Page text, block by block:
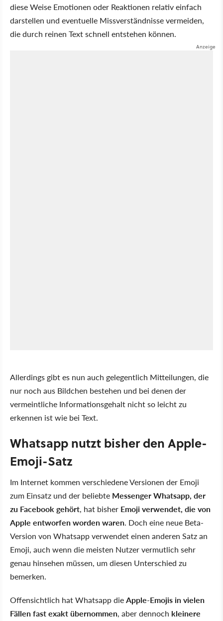
diese Weise Emotionen oder Reaktionen relativ einfach
darstellen und eventuelle Missverständnisse vermeiden,
die durch reinen Text schnell entstehen können.
Allerdings gibt es nun auch gelegentlich Mitteilungen, die
nur noch aus Bildchen bestehen und bei denen der
vermeintliche Informationsgehalt nicht so leicht zu
erkennen ist wie bei Text.
Whatsapp nutzt bisher den Apple-
Emoji-Satz
Im Internet kommen verschiedene Versionen der Emoji
zum Einsatz und der beliebte Messenger Whatsapp, der
zu Facebook gehört, hat bisher Emoji verwendet, die von
Apple entworfen worden waren. Doch eine neue Beta-
Version von Whatsapp verwendet einen anderen Satz an
Emoji, auch wenn die meisten Nutzer vermutlich sehr
genau hinsehen müssen, um diesen Unterschied zu
bemerken.
Offensichtlich hat Whatsapp dieApple-Emojis in vielen
Fällen fast exakt übernommen, aber dennoch kleinere